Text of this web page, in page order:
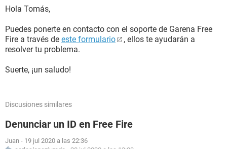
Hola Tomás,
Puedes ponerte en contacto con el soporte de Garena Free
Fire a través de este formulario
, ellos te ayudarán a
resolver tu problema.
Suerte, ¡un saludo!
Discusiones similares
Denunciar un ID en Free Fire
Juan - 19 jul 2020 a las 22:36